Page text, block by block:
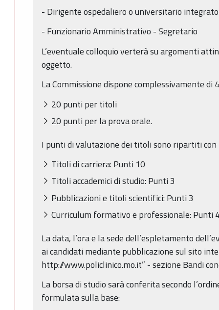
- Dirigente ospedaliero o universitario
- Funzionario Amministrativo - Segretario
L’eventuale colloquio verterà su argomenti
oggetto.
La Commissione dispone complessivamente
20 punti per titoli
20 punti per la prova orale.
I punti di valutazione dei titoli sono ripartiti
Titoli di carriera: Punti 10
Titoli accademici di studio: Punti 3
Pubblicazioni e titoli scientifici: Punti 3
Curriculum formativo e professionale: Punti
La data, l’ora e la sede dell’espletamento
ai candidati mediante pubblicazione sul sito
http://www.policlinico.mo.it” - sezione Bandi
La borsa di studio sarà conferita secondo
formulata sulla base: